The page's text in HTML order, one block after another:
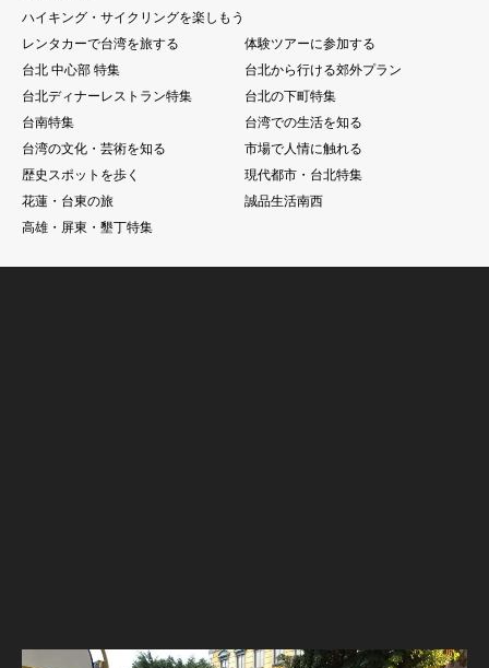
ハイキング・サイクリングを楽しもう
レンタカーで台湾を旅する
体験ツアーに参加する
台北 中心部 特集
台北から行ける郊外プラン
台北ディナーレストラン特集
台北の下町特集
台南特集
台湾での生活を知る
台湾の文化・芸術を知る
市場で人情に触れる
歴史スポットを歩く
現代都市・台北特集
花蓮・台東の旅
誠品生活南西
高雄・屏東・墾丁特集